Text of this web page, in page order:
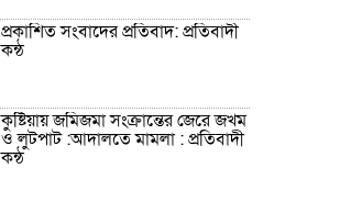
প্রকাশিত সংবাদের প্রতিবাদ: প্রতিবাদী
কন্ঠ
কুষ্টিয়ায় জমিজমা সংক্রান্তের জেরে জখম
ও লুটপাট :আদালতে মামলা : প্রতিবাদী
কন্ঠ